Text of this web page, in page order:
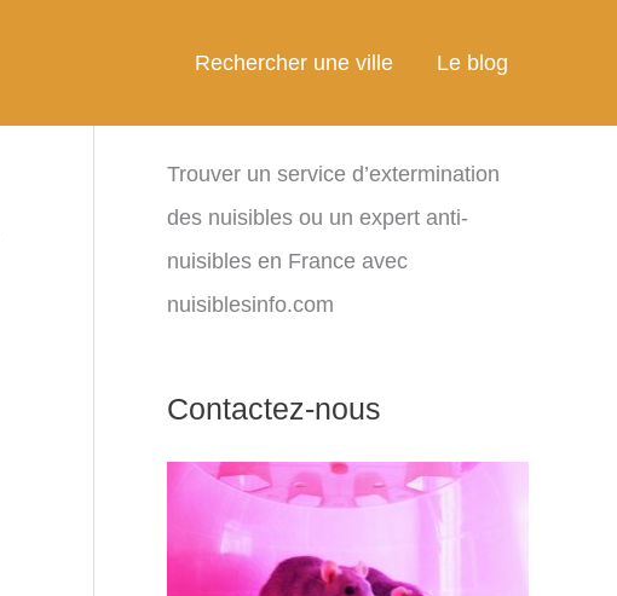
Rechercher une ville Le blog
Trouver un service d’extermination
des nuisibles ou un expert anti-
nuisibles en France avec
nuisiblesinfo.com
Contactez-nous